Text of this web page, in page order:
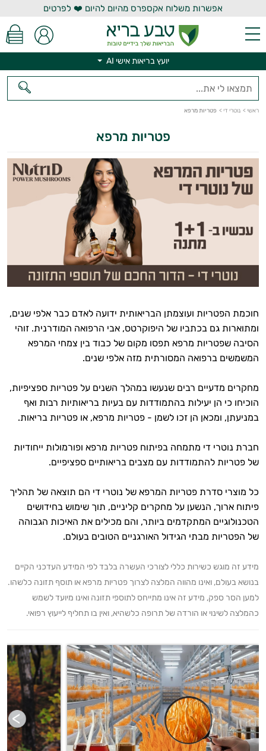
אפשרות משלוח אקספרס מהיום להיום ❤️ לפרטים
יועץ בריאות אישי AI
ראשי > נוטרי די > פטריות מרפא
פטריות מרפא
חוכמת הפטריות ועוצמתן הבריאותית ידועה לאדם כבר אלפי שנים,
ומתוארות גם בכתביו של היפוקרטס, אבי הרפואה המודרנית. זוהי
הסיבה שפטריות מרפא תפסו מקום של כבוד בין צמחי המרפא
המשמשים ברפואה המסורתית מזה אלפי שנים.
מחקרים מדעיים רבים שנעשו במהלך השנים על פטריות ספציפיות,
הוכיחו כי הן יעילות בהתמודדות עם בעיות בריאותיות רבות ואף
במניעתן, ומכאן הן זכו לשמן - פטריות מרפא, או פטריות בריאות.
חברת נוטרי די מתמחה בפיתוח פטריות מרפא ופורמולות ייחודיות
של פטריות להתמודדות עם מצבים בריאותיים ספציפיים.
כל מוצרי סדרת פטריות המרפא של נוטרי די הם תוצאה של תהליך
פיתוח ארוך, הנשען על מחקרים קליניים, תוך שימוש בחידושים
הטכנולוגיים המתקדמים ביותר, והם מכילים את האיכות הגבוהה
של הפטריות מבתי הגידול האורגניים הטובים בעולם.
מידע זה מוגש כשירות כללי לצורכי העשרה בלבד לפי המידע העדכני הקיים
בנושא בעולם, ואינו מהווה המלצה לצרוך פטריות מרפא או תוסף תזונה כלשהו.
למען הסר ספק, מידע זה אינו מתייחס לתוספי תזונה ואינו מיועד לשמש
כהמלצה לשינוי או הורדה של תרופה כלשהיא, ואין בו תחליף לייעוץ רפואי.